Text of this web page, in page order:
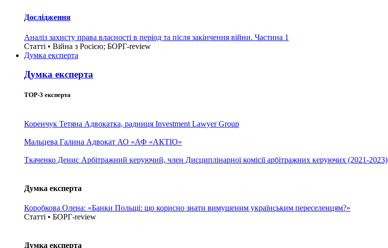
Дослідження
Аналіз захисту права власності в період та після закінчення війни. Частина 1
Статті • Війна з Росією; БОРГ-review
Думка експерта
Думка експерта
TOP-3 експерта
Коренчук Тетяна Адвокатка, радниця Investment Lawyer Group
Мальцева Галина Адвокат АО «АФ «АКТІО»
Ткаченко Денис Арбітражний керуючий, член Дисциплінарної комісії арбітражних керуючих (2021-2023)
Думка експерта
Коробкова Олена: «Банки Польщі: що корисно знати вимушеним українським переселенцям?»
Статті • БОРГ-review
Думка експерта